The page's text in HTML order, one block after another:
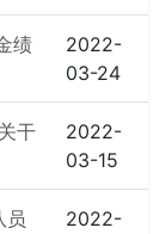
绩
2022-
03-24
干
2022-
03-15
员
2022-